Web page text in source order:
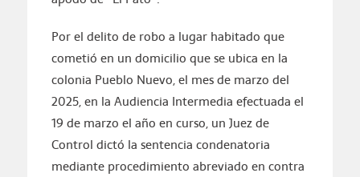
Por el delito de robo a lugar habitado que
cometió en un domicilio que se ubica en la
colonia Pueblo Nuevo, el mes de marzo del
2025, en la Audiencia Intermedia efectuada el
19 de marzo el año en curso, un Juez de
Control dictó la sentencia condenatoria
mediante procedimiento abreviado en contra